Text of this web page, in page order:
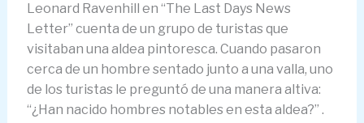
Leonard Ravenhill en “The Last Days News
Letter” cuenta de un grupo de turistas que
visitaban una aldea pintoresca. Cuando pasaron
cerca de un hombre sentado junto a una valla, uno
de los turistas le preguntó de una manera altiva:
“¿Han nacido hombres notables en esta aldea?” .